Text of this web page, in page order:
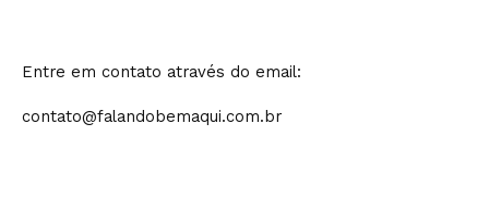
Entre em contato através do email:
contato@falandobemaqui.com.br